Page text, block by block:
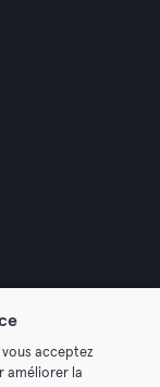
reserved.
acceptez
améliorer la